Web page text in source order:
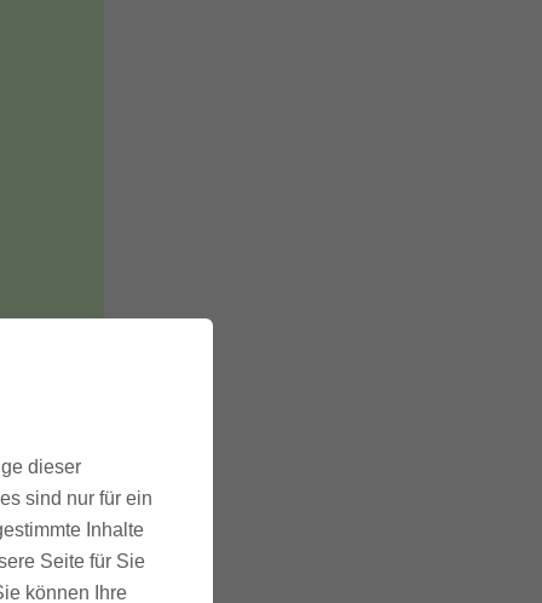
dieser
sind nur für ein
Inhalte
Seite für Sie
können Ihre